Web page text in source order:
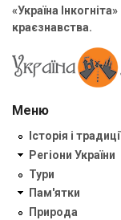
«Україна
краєзнавства.
Меню
Історія і
Регіони України
Тури
Пам'ятки
Природа